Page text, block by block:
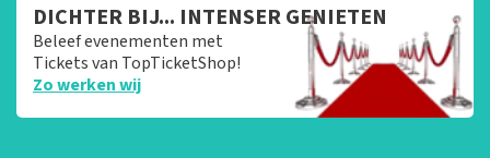
DICHTER BIJ... INTENSER GENIETEN
Beleef evenementen met
Tickets van TopTicketShop!
Zo werken wij